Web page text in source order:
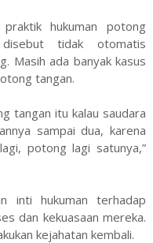
praktik hukuman potong
tidak otomatis
Masih ada banyak kasus
tangan.
tangan itu kalau saudara
sampai dua, karena
potong lagi satunya,”
inti hukuman terhadap
dan kekuasaan mereka.
kejahatan kembali.